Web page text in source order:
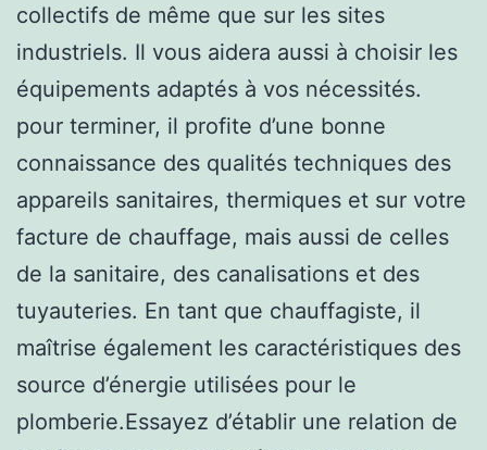
collectifs de même que sur les sites
industriels. Il vous aidera aussi à choisir les
équipements adaptés à vos nécessités.
pour terminer, il profite d’une bonne
connaissance des qualités techniques des
appareils sanitaires, thermiques et sur votre
facture de chauffage, mais aussi de celles
de la sanitaire, des canalisations et des
tuyauteries. En tant que chauffagiste, il
maîtrise également les caractéristiques des
source d’énergie utilisées pour le
plomberie.Essayez d’établir une relation de